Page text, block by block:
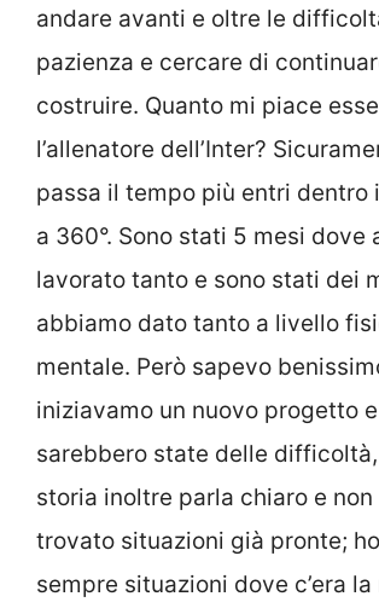
andare avanti e oltre le
pazienza e cercare di
costruire. Quanto mi piace
l’allenatore dell’Inter?
passa il tempo più entri dentro
a 360°. Sono stati 5 mesi dove
lavorato tanto e sono stati dei
abbiamo dato tanto a livello
mentale. Però sapevo
iniziavamo un nuovo progetto
sarebbero state delle
storia inoltre parla chiaro e non
trovato situazioni già pronte;
sempre situazioni dove c’era